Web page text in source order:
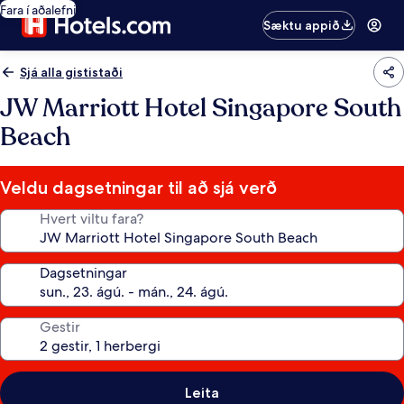
Fara í aðalefni
Sæktu appið
Sjá alla gististaði
JW Marriott Hotel Singapore South
Beach
Veldu dagsetningar til að sjá verð
Hvert viltu fara?
Dagsetningar
Gestir
Leita